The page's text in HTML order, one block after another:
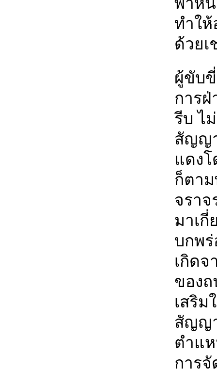
ทำใ
ด้วย
ผู้ขับ
การ
รีบ ไ
สัญญ
แดง
ก็ตา
จราจ
มาเ
บกพร่
เกิด
ของ
เสริ
สัญญ
ตำแ
การ